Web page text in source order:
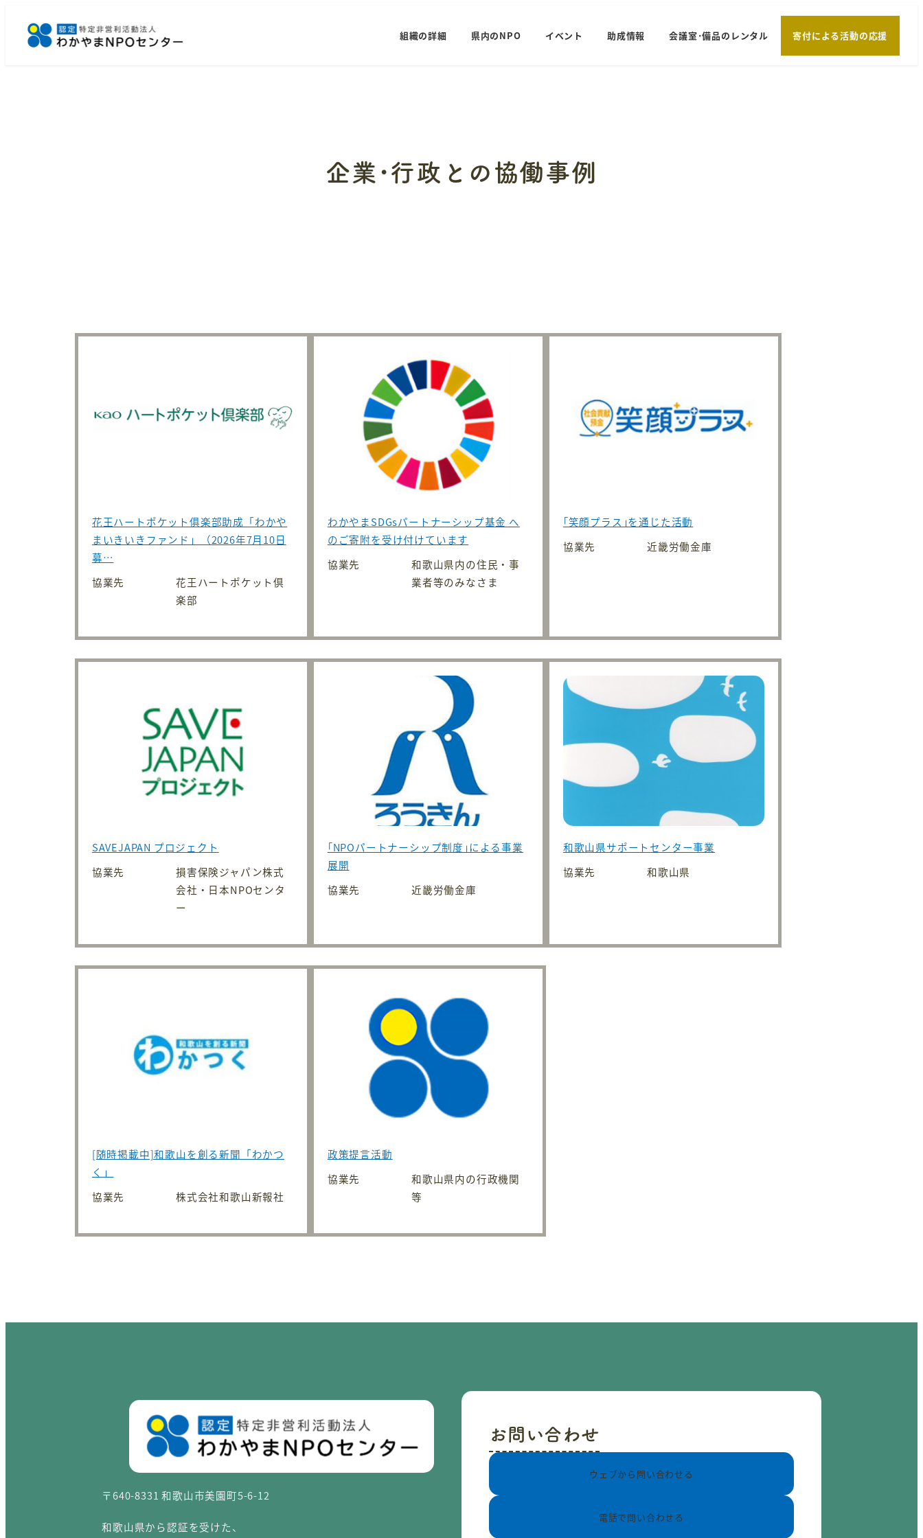
組織の詳細 県内のNPO イベント 助成情報 会議室･備品のレンタル 寄付による活動の応援
企業･行政との協働事例
花王ハートポケット俱楽部助成「わかや
まいきいきファンド」（2026年7月10日
募…
協業先
花王ハートポケット倶
楽部
わかやまSDGsパートナーシップ基金 へ
のご寄附を受け付けています
協業先
和歌山県内の住民・事
業者等のみなさま
｢笑顔プラス｣を通じた活動
協業先
近畿労働金庫
SAVEJAPAN プロジェクト
協業先
損害保険ジャパン株式
会社・日本NPOセンタ
ー
｢NPOパートナーシップ制度｣による事業
展開
協業先
近畿労働金庫
和歌山県サポートセンター事業
協業先
和歌山県
[随時掲載中]和歌山を創る新聞「わかつ
く」
協業先
株式会社和歌山新報社
政策提言活動
協業先
和歌山県内の行政機関
等
〒640-8331 和歌山市美園町5-6-12
和歌山県から認証を受けた、
お問い合わせ
ウェブから問い合わせる
電話で問い合わせる